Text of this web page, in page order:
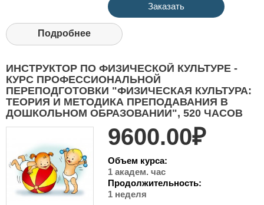
Заказать
Подробнее
ИНСТРУКТОР ПО ФИЗИЧЕСКОЙ КУЛЬТУРЕ -
КУРС ПРОФЕССИОНАЛЬНОЙ
ПЕРЕПОДГОТОВКИ "ФИЗИЧЕСКАЯ КУЛЬТУРА:
ТЕОРИЯ И МЕТОДИКА ПРЕПОДАВАНИЯ В
ДОШКОЛЬНОМ ОБРАЗОВАНИИ", 520 ЧАСОВ
9600.00₽
Объем курса:
1 академ. час
Продолжительность:
1 неделя